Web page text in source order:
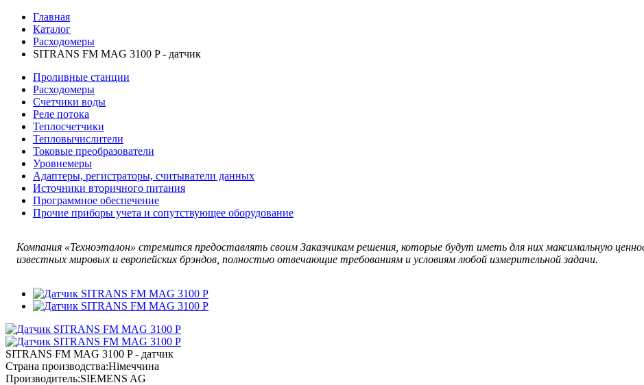
Главная
Каталог
Расходомеры
SITRANS FM MAG 3100 P - датчик
Проливные станции
Расходомеры
Счетчики воды
Реле потока
Теплосчетчики
Тепловычислители
Токовые преобразователи
Уровнемеры
Адаптеры, регистраторы, считыватели данных
Источники вторичного питания
Программное обеспечение
Прочие приборы учета и сопутствующее оборудование
Компания «Техноэталон» стремится предоставлять своим Заказчикам решения, которые будут иметь для них максимальную
известных мировых и европейских брэндов, полностью отвечающие требованиям и условиям любой измерительной задачи.
SITRANS FM MAG 3100 P - датчик
Страна производства:Німеччина
Производитель:SIEMENS AG